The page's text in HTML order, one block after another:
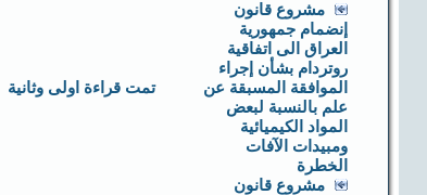
مشروع قانون
إنضمام جمهورية
العراق الى اتفاقية
روتردام بشأن إجراء
الموافقة المسبقة عن
علم بالنسبة لبعض
المواد الكيميائية
ومبيدات الآفات
الخطرة
تمت قراءة اولى وثانية
مشروع قانون